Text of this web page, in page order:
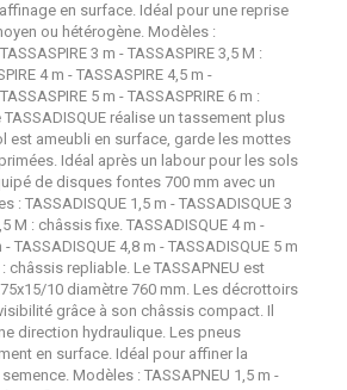
en surface. Idéal pour une reprise
ou hétérogène. Modèles :
3 m - TASSASPIRE 3,5 M :
4 m - TASSASPIRE 4,5 m -
5 m - TASSASPRIRE 6 m :
réalise un tassement plus
est ameubli en surface, garde les mottes
Idéal après un labour pour les sols
de disques fontes 700 mm avec un
: TASSADISQUE 1,5 m - TASSADISQUE 3
M : châssis fixe. TASSADISQUE 4 m -
TASSADISQUE 4,8 m - TASSADISQUE 5 m
: châssis repliable. Le TASSAPNEU est
10 diamètre 760 mm. Les décrottoirs
grâce à son châssis compact. Il
direction hydraulique. Les pneus
en surface. Idéal pour affiner la
Modèles : TASSAPNEU 1,5 m -